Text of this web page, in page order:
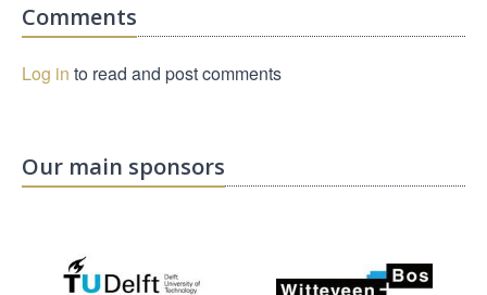
Comments
Log in to read and post comments
Our main sponsors